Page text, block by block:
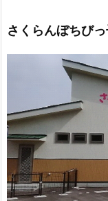
さくらんぼちび